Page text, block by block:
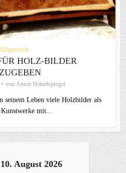
Allgemein
HOLZ-BILDER
von Anton Hötzelsperger
seinem Leben viele Holzbilder als
mit...
August 2026